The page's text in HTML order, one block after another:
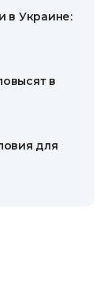
в Украине:
в
для